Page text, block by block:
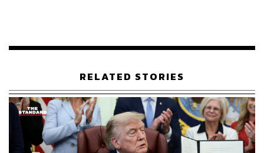
พิริยะยังมองด้วยว่า การที่บทบาทความเป็นกลางของ
เด่นชัดขึ้น ซึ่งบั่นทอนการควบคุมระบบการเงินผ่านเงิน
ดอลลาร์ของสหรัฐฯ อาจส่งผลให้สหรัฐฯ ต้องทำอะไรบาง
อย่างกับคริปโตในอนาคต โดยหนึ่งในนั้นอาจจะเป็นการออก
เหรียญดิจิทัลของธนาคารกลางสหรัฐฯ ที่มีการศึกษาและ
ทดลองอยู่
RELATED STORIES